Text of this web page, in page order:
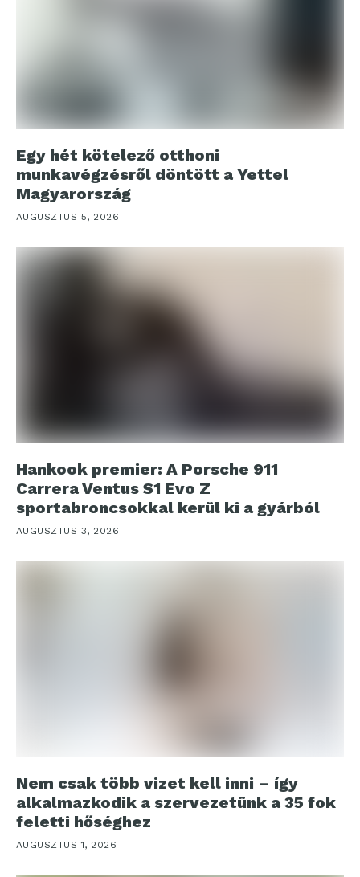
Egy hét kötelező otthoni
munkavégzésről döntött a Yettel
Magyarország
AUGUSZTUS 5, 2026
Hankook premier: A Porsche 911
Carrera Ventus S1 Evo Z
sportabroncsokkal kerül ki a gyárból
AUGUSZTUS 3, 2026
Nem csak több vizet kell inni – így
alkalmazkodik a szervezetünk a 35 fok
feletti hőséghez
AUGUSZTUS 1, 2026